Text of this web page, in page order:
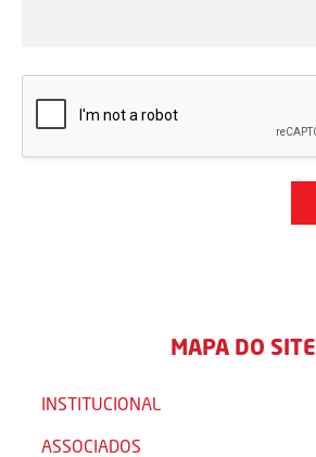
MAPA DO SITE
INSTITUCIONAL
ASSOCIADOS